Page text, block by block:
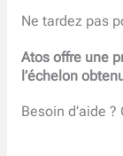
Ne tardez pas
Atos offre une
l’échelon
Besoin d’aide